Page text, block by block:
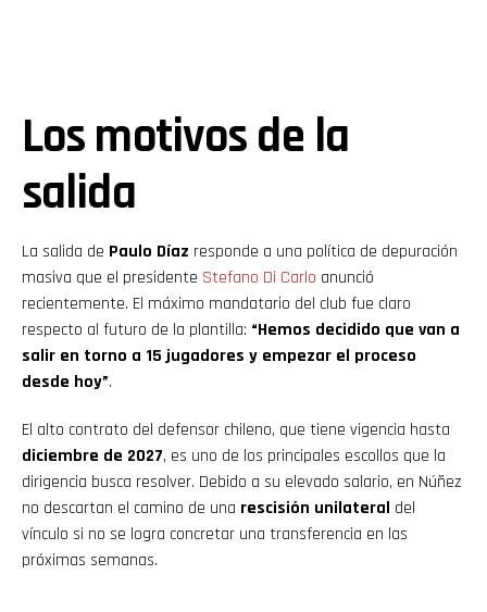
Los motivos de la
salida
La salida de Paulo Díaz responde a una política de depuración
masiva que el presidente Stefano Di Carlo anunció
recientemente. El máximo mandatario del club fue claro
respecto al futuro de la plantilla: “Hemos decidido que van a
salir en torno a 15 jugadores y empezar el proceso
desde hoy”.
El alto contrato del defensor chileno, que tiene vigencia hasta
diciembre de 2027, es uno de los principales escollos que la
dirigencia busca resolver. Debido a su elevado salario, en Núñez
no descartan el camino de una rescisión unilateral del
vínculo si no se logra concretar una transferencia en las
próximas semanas.